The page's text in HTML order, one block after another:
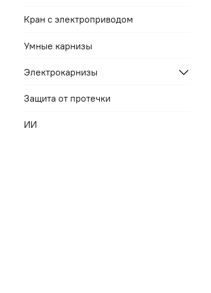
Кран с электроприводом
Умные карнизы
Электрокарнизы
Защита от протечки
ИИ